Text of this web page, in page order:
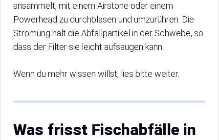
ansammelt, mit einem Airstone oder einem
Powerhead zu durchblasen und umzurühren. Die
Strömung hält die Abfallpartikel in der Schwebe, so
dass der Filter sie leicht aufsaugen kann.
Wenn du mehr wissen willst, lies bitte weiter.
Was frisst Fischabfälle in